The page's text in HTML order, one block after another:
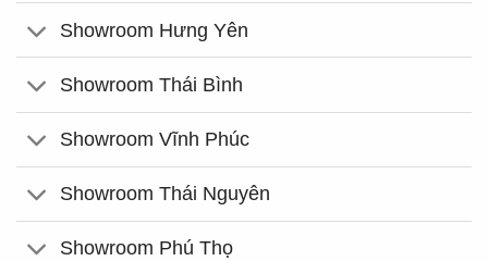
Showroom Hưng Yên
Showroom Thái Bình
Showroom Vĩnh Phúc
Showroom Thái Nguyên
Showroom Phú Thọ